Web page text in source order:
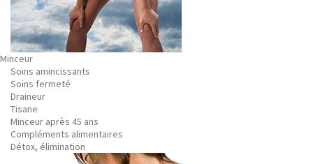
Minceur
Soins amincissants
Soins fermeté
Draineur
Tisane
Minceur après 45 ans
Compléments alimentaires
Détox, élimination